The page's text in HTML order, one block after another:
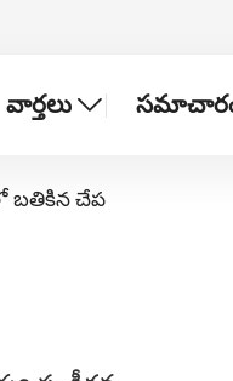
వార్తలు
బతికిన చేప